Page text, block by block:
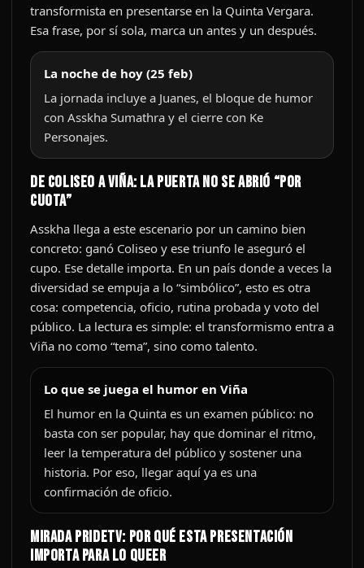
transformista en presentarse en la Quinta Vergara.
Esa frase, por sí sola, marca un antes y un después.
La noche de hoy (25 feb)
La jornada incluye a Juanes, el bloque de humor
con Asskha Sumathra y el cierre con Ke
Personajes.
De Coliseo a Viña: la puerta no se abrió “por
cuota”
Asskha llega a este escenario por un camino bien
concreto: ganó Coliseo y ese triunfo le aseguró el
cupo. Ese detalle importa. En un país donde a veces la
diversidad se empuja a lo “simbólico”, esto es otra
cosa: competencia, oficio, rutina probada y voto del
público. La lectura es simple: el transformismo entra a
Viña no como “tema”, sino como talento.
Lo que se juega el humor en Viña
El humor en la Quinta es un examen público: no
basta con ser popular, hay que dominar el ritmo,
leer la temperatura del público y sostener una
historia. Por eso, llegar aquí ya es una
confirmación de oficio.
Mirada PRIDEtv: por qué esta presentación
importa para lo queer